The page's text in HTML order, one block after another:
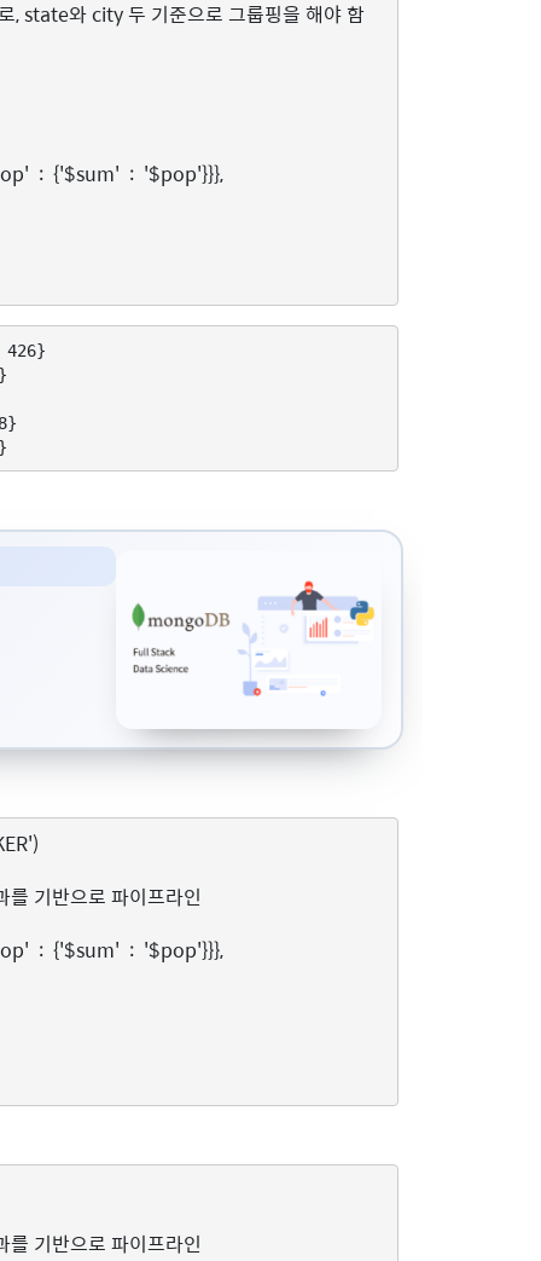
, state와 city 두 기준으로 그룹핑을 해야 함
: {'$sum' : '$pop'}}},
기반으로 파이프라인
: {'$sum' : '$pop'}}},
기반으로 파이프라인